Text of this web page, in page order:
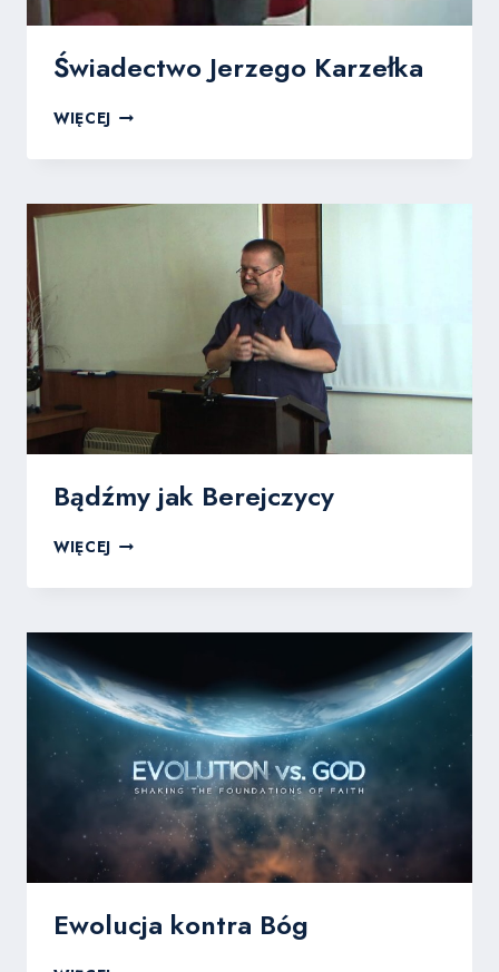
Świadectwo Jerzego Karzełka
WIĘCEJ ŚWIADECTWO
KARZEŁKA
Bądźmy jak Berejczycy
WIĘCEJ BĄDŹMY
BEREJCZYCY
Ewolucja kontra Bóg